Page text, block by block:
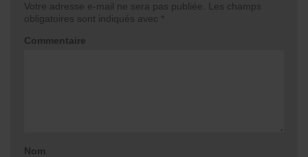
Votre adresse e-mail ne sera pas publiée.
Les champs
obligatoires sont indiqués avec *
Commentaire
Nom